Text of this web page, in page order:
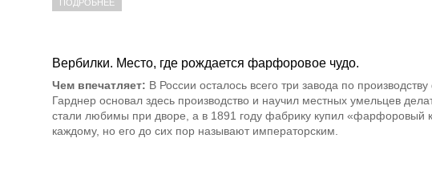
ПОДРОБНЕЕ
Вербилки. Место, где рождается фарфоровое чудо.
Чем впечатляет: В России осталось всего три завода по
Гарднер основал здесь производство и научил местных умельцев
стали любимы при дворе, а в 1891 году фабрику купил «фарфоровый
каждому, но его до сих пор называют императорским.